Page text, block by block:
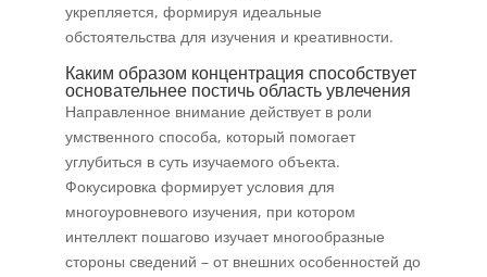
укрепляется, формируя идеальные
обстоятельства для изучения и креативности.
Каким образом концентрация способствует
основательнее постичь область увлечения
Направленное внимание действует в роли
умственного способа, который помогает
углубиться в суть изучаемого объекта.
Фокусировка формирует условия для
многоуровневого изучения, при котором
интеллект пошагово изучает многообразные
стороны сведений – от внешних особенностей до